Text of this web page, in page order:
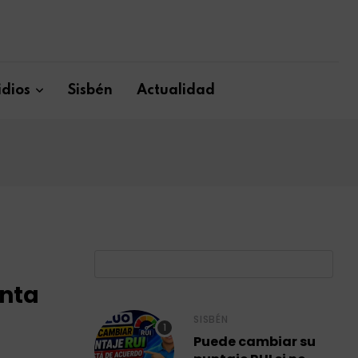
Sisbén Actualidad
SISBÉN
Puede cambiar su